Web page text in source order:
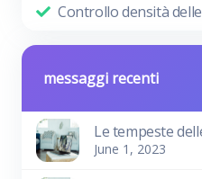
Controllo densità
messaggi recenti
Le tempeste
June 1, 2023